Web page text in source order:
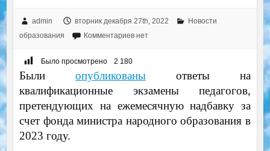
admin вторник декабря 27th, 2022
Новости
образования
Комментариев нет
Было просмотрено 2 180
Были опубликованыответы на
квалификационные экзамены педагогов,
претендующих на ежемесячную надбавку за
счет фонда министра народного образования в
2023 году.